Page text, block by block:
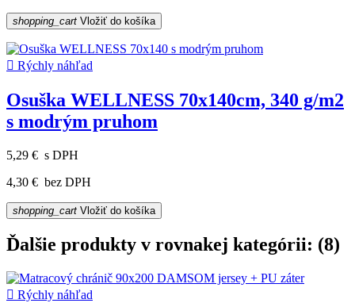
shopping_cart Vložiť do košíka
 Rýchly náhľad
Osuška WELLNESS 70x140cm, 340 g/m2
s modrým pruhom
5,29 € s DPH
4,30 € bez DPH
shopping_cart Vložiť do košíka
Ďalšie produkty v rovnakej kategórii: (8)
 Rýchly náhľad